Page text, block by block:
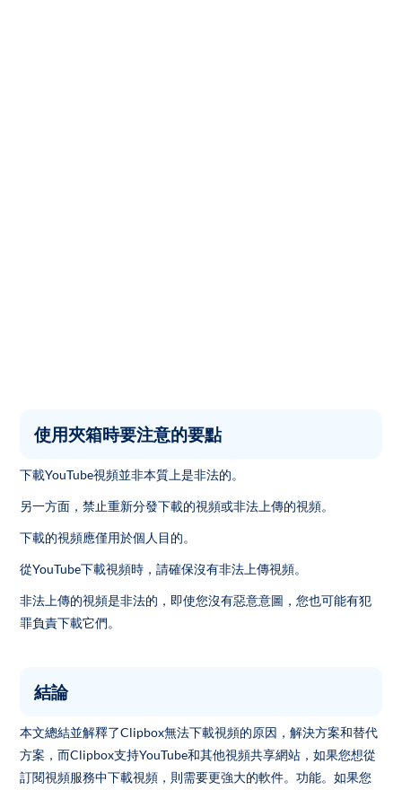
使用夾箱時要注意的要點
下載YouTube視頻並非本質上是非法的。
另一方面，禁止重新分發下載的視頻或非法上傳的視頻。
下載的視頻應僅用於個人目的。
從YouTube下載視頻時，請確保沒有非法上傳視頻。
非法上傳的視頻是非法的，即使您沒有惡意意圖，您也可能有犯
罪負責下載它們。
結論
本文總結並解釋了Clipbox無法下載視頻的原因，解決方案和替代
方案，而Clipbox支持YouTube和其他視頻共享網站，如果您想從
訂閱視頻服務中下載視頻，則需要更強大的軟件。功能。如果您